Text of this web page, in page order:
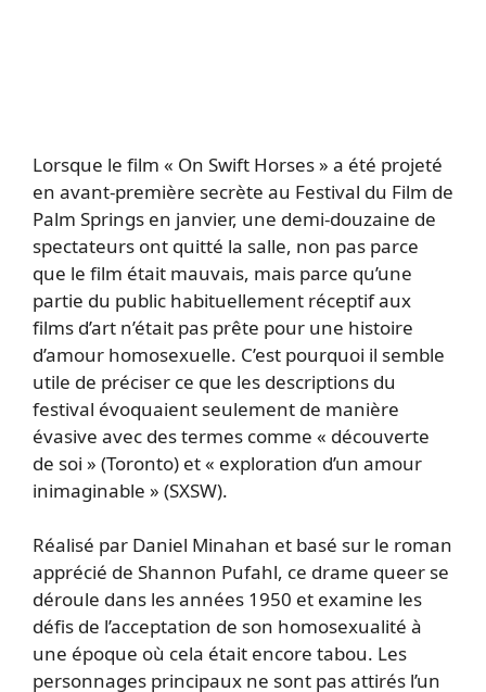
Lorsque le film « On Swift Horses » a été projeté
en avant-première secrète au Festival du Film de
Palm Springs en janvier, une demi-douzaine de
spectateurs ont quitté la salle, non pas parce
que le film était mauvais, mais parce qu’une
partie du public habituellement réceptif aux
films d’art n’était pas prête pour une histoire
d’amour homosexuelle. C’est pourquoi il semble
utile de préciser ce que les descriptions du
festival évoquaient seulement de manière
évasive avec des termes comme « découverte
de soi » (Toronto) et « exploration d’un amour
inimaginable » (SXSW).
Réalisé par Daniel Minahan et basé sur le roman
apprécié de Shannon Pufahl, ce drame queer se
déroule dans les années 1950 et examine les
défis de l’acceptation de son homosexualité à
une époque où cela était encore tabou. Les
personnages principaux ne sont pas attirés l’un